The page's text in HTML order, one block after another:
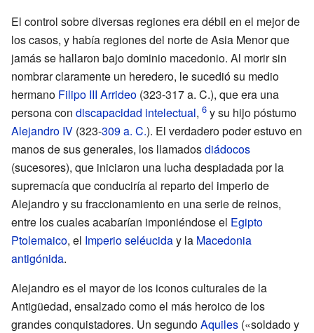
El control sobre diversas regiones era débil en el mejor de
los casos, y había regiones del norte de Asia Menor que
jamás se hallaron bajo dominio macedonio. Al morir sin
nombrar claramente un heredero, le sucedió su medio
hermano Filipo III Arrideo (323-317a. C.), que era una
persona con discapacidad intelectual,
y su hijo póstumo
Alejandro IV (323-309a. C.). El verdadero poder estuvo en
manos de sus generales, los llamadosdiádocos
(sucesores), que iniciaron una lucha despiadada por la
supremacía que conduciría al reparto del imperio de
Alejandro y su fraccionamiento en una serie de reinos,
entre los cuales acabarían imponiéndose el Egipto
Ptolemaico, el Imperio seléuciday la Macedonia
antigónida.
Alejandro es el mayor de los iconos culturales de la
Antigüedad, ensalzado como el más heroico de los
grandes conquistadores. Un segundoAquiles («soldado y